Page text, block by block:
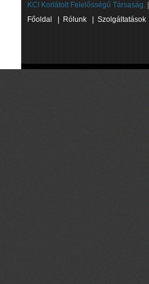
KCI Korlátolt Felelősségű Társaság.
Főoldal
Rólunk Szolgáltatások